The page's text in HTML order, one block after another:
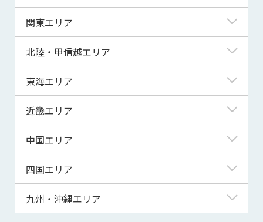
北海道
青森県
宮城県
秋田県
山形県
関東エリア
東京都
神奈川県
埼玉県
千葉県
茨城県
群馬県
北陸・甲信越エリア
新潟県
富山県
福井県
山梨県
長野県
東海エリア
岐阜県
静岡県
三重県
近畿エリア
滋賀県
京都府
大阪府
兵庫県
中国エリア
鳥取県
島根県
四国エリア
徳島県
九州・沖縄エリア